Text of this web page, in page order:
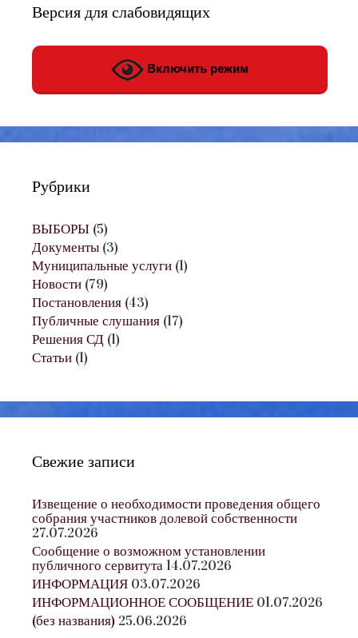
Версия для слабовидящих
Включить режим
Рубрики
ВЫБОРЫ (5)
Документы (3)
Муниципальные услуги (1)
Новости (79)
Постановления (43)
Публичные слушания (17)
Решения СД (1)
Статьи (1)
Свежие записи
Извещение о необходимости проведения общего
собрания участников долевой собственности
27.07.2026
Сообщение о возможном установлении
публичного сервитута14.07.2026
ИНФОРМАЦИЯ 03.07.2026
ИНФОРМАЦИОННОЕ СООБЩЕНИЕ 01.07.2026
(без названия) 25.06.2026